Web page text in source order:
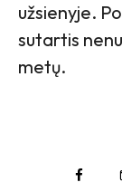
užsienyje.
sutartis
metų.